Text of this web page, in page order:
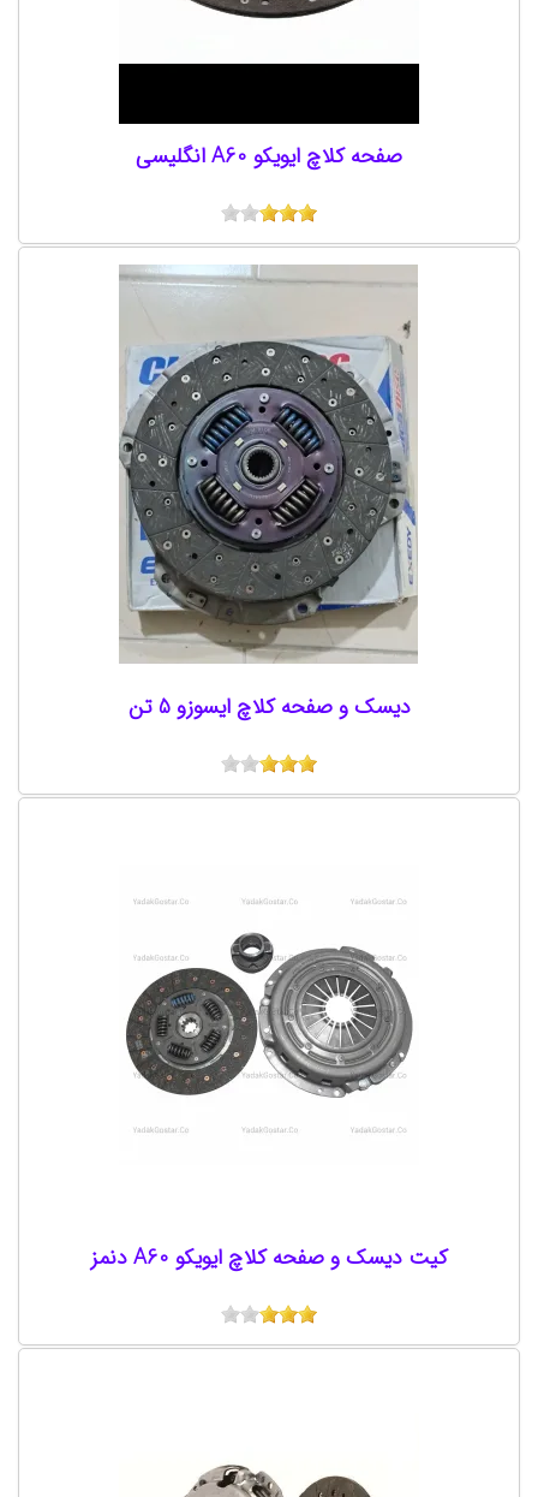
صفحه کلاچ ایویکو A60 انگلیسی
دیسک و صفحه کلاچ ایسوزو 5 تن
کیت دیسک و صفحه کلاچ ایویکو A60 دنمز